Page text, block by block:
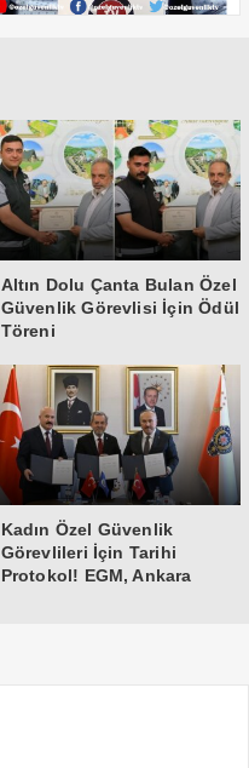
Altın Dolu Çanta Bulan Özel
Güvenlik Görevlisi İçin Ödül
Töreni
Kadın Özel Güvenlik
Görevlileri İçin Tarihi
Protokol! EGM, Ankara